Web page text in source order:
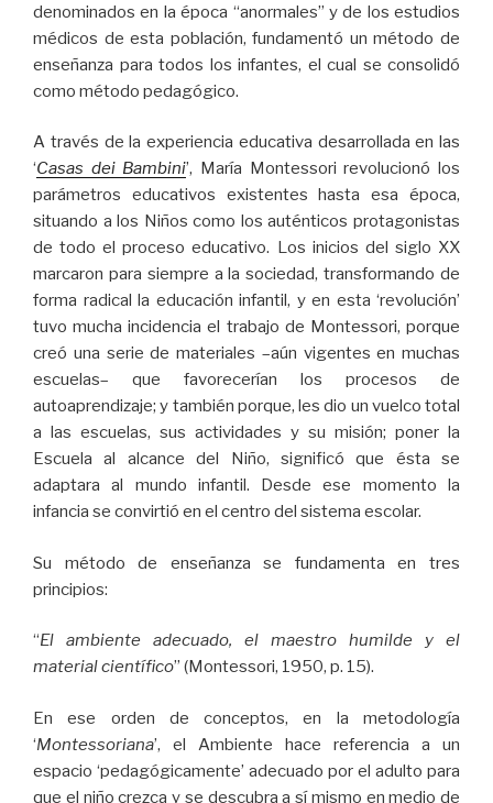
denominados en la época “anormales” y de los estudios
médicos de esta población, fundamentó un método de
enseñanza para todos los infantes, el cual se consolidó
como método pedagógico.
A través de la experiencia educativa desarrollada en las
‘Casas dei Bambini’, María Montessori revolucionó los
parámetros educativos existentes hasta esa época,
situando a los Niños como los auténticos protagonistas
de todo el proceso educativo. Los inicios del siglo XX
marcaron para siempre a la sociedad, transformando de
forma radical la educación infantil, y en esta ‘revolución’
tuvo mucha incidencia el trabajo de Montessori, porque
creó una serie de materiales –aún vigentes en muchas
escuelas– que favorecerían los procesos de
autoaprendizaje; y también porque, les dio un vuelco total
a las escuelas, sus actividades y su misión; poner la
Escuela al alcance del Niño, significó que ésta se
adaptara al mundo infantil. Desde ese momento la
infancia se convirtió en el centro del sistema escolar.
Su método de enseñanza se fundamenta en tres
principios:
“El ambiente adecuado, el maestro humilde y el
material científico” (Montessori, 1950, p. 15).
En ese orden de conceptos, en la metodología
‘Montessoriana’, el Ambiente hace referencia a un
espacio ‘pedagógicamente’ adecuado por el adulto para
que el niño crezca y se descubra a sí mismo en medio de